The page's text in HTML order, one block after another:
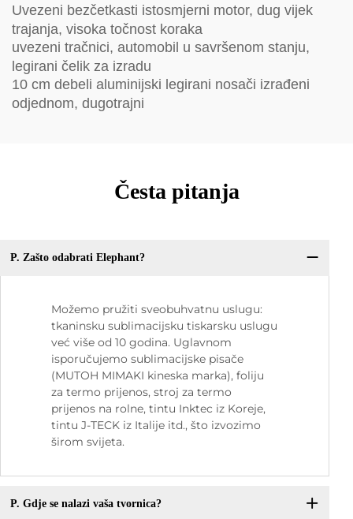
Uvezeni bezčetkasti istosmjerni motor, dug vijek
trajanja, visoka točnost koraka
uvezeni tračnici, automobil u savršenom stanju,
legirani čelik za izradu
10 cm debeli aluminijski legirani nosači izrađeni
odjednom, dugotrajni
Česta pitanja
P. Zašto odabrati Elephant?
Možemo pružiti sveobuhvatnu uslugu:
tkaninsku sublimacijsku tiskarsku uslugu
već više od 10 godina. Uglavnom
isporučujemo sublimacijske pisače
(MUTOH MIMAKI kineska marka), foliju
za termo prijenos, stroj za termo
prijenos na rolne, tintu Inktec iz Koreje,
tintu J-TECK iz Italije itd., što izvozimo
širom svijeta.
P. Gdje se nalazi vaša tvornica?